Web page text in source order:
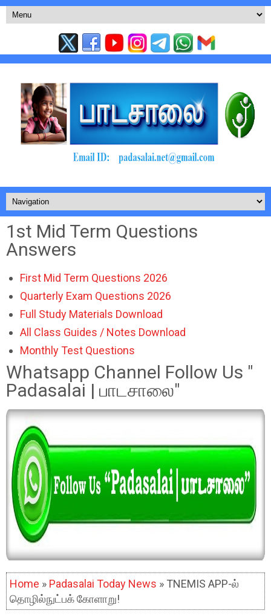
1st Mid Term Questions
Answers
First Mid Term Questions 2026
Quarterly Exam Questions 2026
Full Study Materials Download
All Class Guides / Notes Download
Monthly Test Questions
Whatsapp Channel Follow Us "
Padasalai | பாடசாலை"
Home » Padasalai Today News » TNEMIS APP-ல்
தொழில்நுட்பக் கோளாறு!